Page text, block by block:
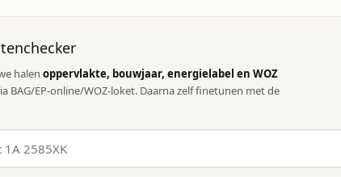
halen oppervlakte, bouwjaar, energielabel en WOZ
BAG/EP-online/WOZ-loket. Daarna zelf finetunen met de